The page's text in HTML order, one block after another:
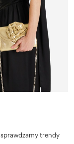
trendy